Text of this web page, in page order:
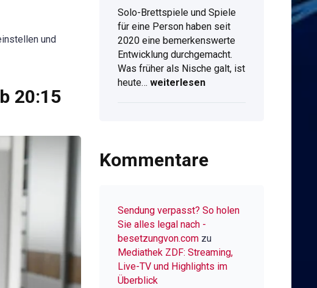
und
20:15
am
Computer
Solo-Brettspiele und Spiele
für eine Person haben seit
2020 eine bemerkenswerte
Entwicklung durchgemacht.
Was früher als Nische galt, ist
heute… Spiele
besten
Solo-
weiterlesen
Kommentare
Sendung verpasst? So holen
Sie alles legal nach -
besetzungvon.com zu
Mediathek ZDF: Streaming,
Live-TV und Highlights im
Überblick